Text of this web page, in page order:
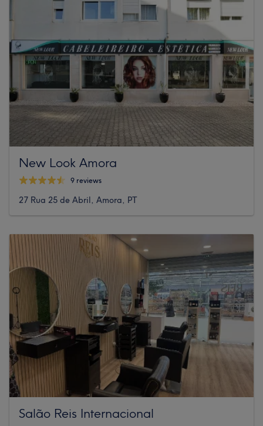
New Look Amora
9 reviews
27 Rua 25 de Abril, Amora, PT
Salão Reis Internacional